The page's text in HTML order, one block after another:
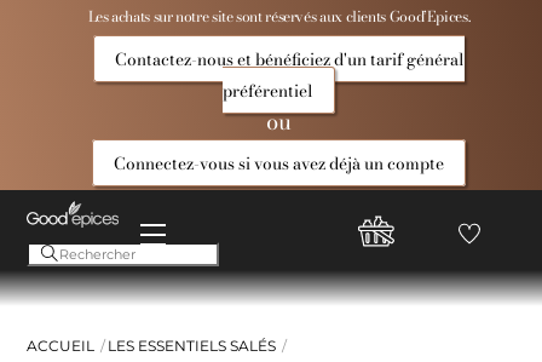
Les achats sur notre site sont réservés aux clients Good’Epices.
Contactez-nous et bénéficiez d'un tarif général
préférentiel
ou
Connectez-vous si vous avez déjà un compte
Menu
Compte
Good
Favoris
ACCUEIL LES ESSENTIELS SALÉS